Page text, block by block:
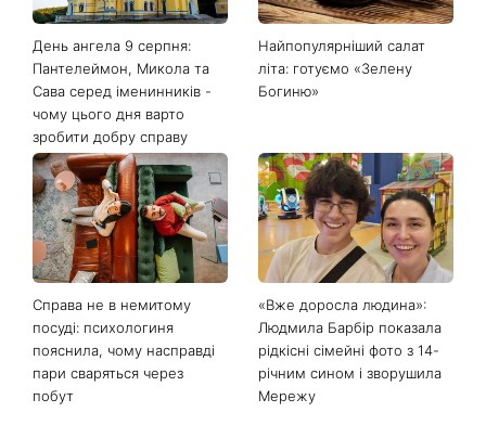
День ангела 9 серпня:
Пантелеймон, Микола та
Сава серед іменинників -
чому цього дня варто
зробити добру справу
Найпопулярніший салат
літа: готуємо «Зелену
Богиню»
Справа не в немитому
посуді: психологиня
пояснила, чому насправді
пари сваряться через
побут
«Вже доросла людина»:
Людмила Барбір показала
рідкісні сімейні фото з 14-
річним сином і зворушила
Мережу